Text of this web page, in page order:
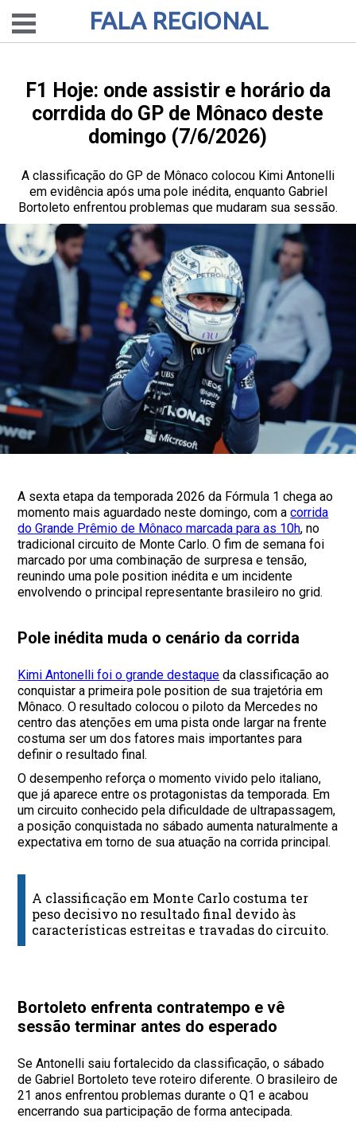
FALA REGIONAL
F1 Hoje: onde assistir e horário da
corrdida do GP de Mônaco deste
domingo (7/6/2026)
A classificação do GP de Mônaco colocou Kimi Antonelli
em evidência após uma pole inédita, enquanto Gabriel
Bortoleto enfrentou problemas que mudaram sua sessão.
A sexta etapa da temporada 2026 da Fórmula 1 chega ao
momento mais aguardado neste domingo, com acorrida
do Grande Prêmio de Mônaco marcada para as 10h, no
tradicional circuito de Monte Carlo. O fim de semana foi
marcado por uma combinação de surpresa e tensão,
reunindo uma pole position inédita e um incidente
envolvendo o principal representante brasileiro no grid.
Pole inédita muda o cenário da corrida
Kimi Antonelli foi o grande destaque da classificação ao
conquistar a primeira pole position de sua trajetória em
Mônaco. O resultado colocou o piloto da Mercedes no
centro das atenções em uma pista onde largar na frente
costuma ser um dos fatores mais importantes para
definir o resultado final.
O desempenho reforça o momento vivido pelo italiano,
que já aparece entre os protagonistas da temporada. Em
um circuito conhecido pela dificuldade de ultrapassagem,
a posição conquistada no sábado aumenta naturalmente a
expectativa em torno de sua atuação na corrida principal.
A classificação em Monte Carlo costuma ter
peso decisivo no resultado final devido às
características estreitas e travadas do circuito.
Bortoleto enfrenta contratempo e vê
sessão terminar antes do esperado
Se Antonelli saiu fortalecido da classificação, o sábado
de Gabriel Bortoleto teve roteiro diferente. O brasileiro de
21 anos enfrentou problemas durante o Q1 e acabou
encerrando sua participação de forma antecipada.